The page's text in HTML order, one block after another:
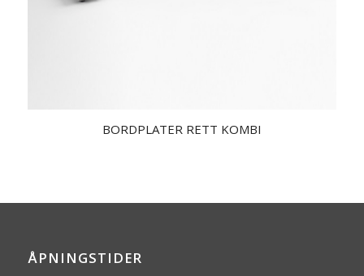
BORDPLATER RETT KOMBI
ÅPNINGSTIDER